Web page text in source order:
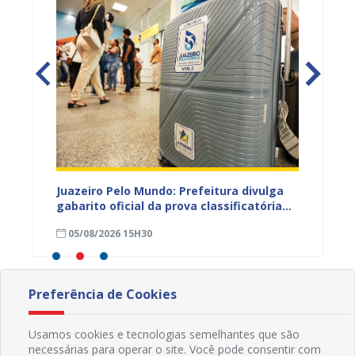
Juazeiro Pelo Mundo: Prefeitura divulga
gabarito oficial da prova classificatória
05/08/2026 15H30
Preferência de Cookies
Usamos cookies e tecnologias semelhantes que são
necessárias para operar o site. Você pode consentir com